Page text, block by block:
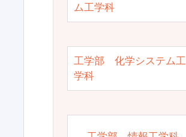
ム工学科
工学部 化学システム工
学科